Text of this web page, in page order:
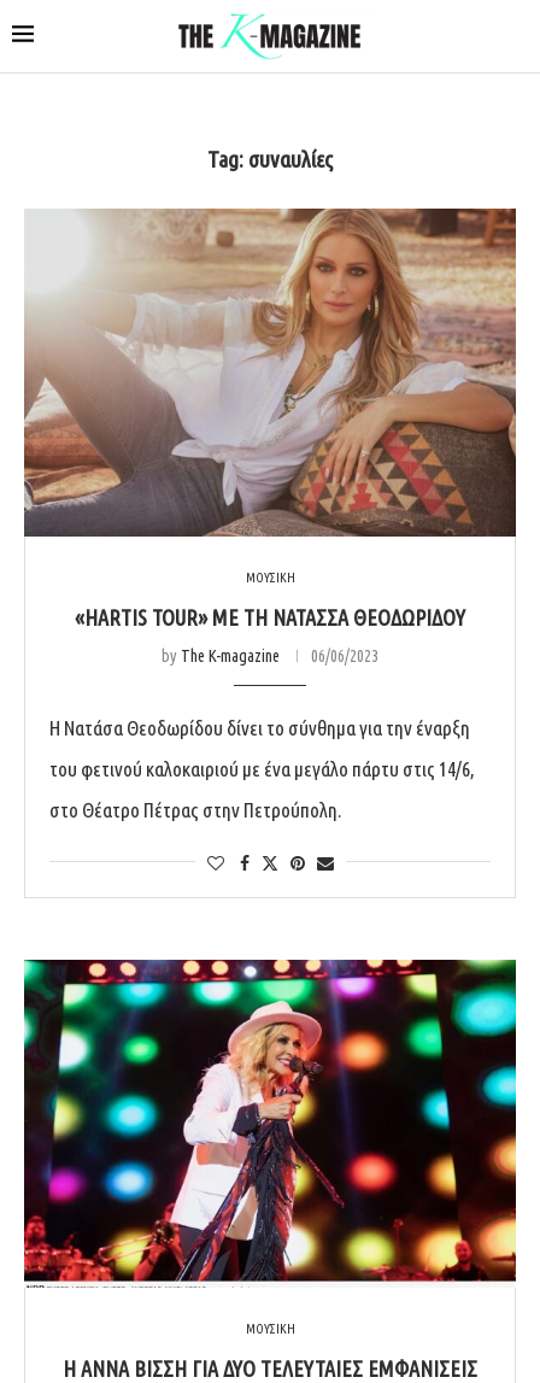
Tag: συναυλίες
ΜΟΥΣΙΚΗ
«HARTIS TOUR» ΜΕ ΤΗ ΝΑΤΑΣΣΑ ΘΕΟΔΩΡΙΔΟΥ
by The K-magazine 06/06/2023
Η Νατάσα Θεοδωρίδου δίνει το σύνθημα για την έναρξη
του φετινού καλοκαιριού με ένα μεγάλο πάρτυ στις 14/6,
στο Θέατρο Πέτρας στην Πετρούπολη.
ΜΟΥΣΙΚΗ
H ΆΝΝΑ ΒΊΣΣΗ ΓΙΑ ΔΎΟ ΤΕΛΕΥΤΑΊΕΣ ΕΜΦΑΝΊΣΕΙΣ